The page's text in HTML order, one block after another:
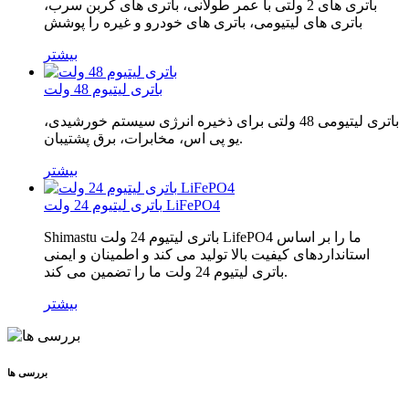
باتری های 2 ولتی با عمر طولانی، باتری های کربن سرب،
باتری های لیتیومی، باتری های خودرو و غیره را پوشش
بیشتر
باتری لیتیوم 48 ولت
باتری لیتیومی 48 ولتی برای ذخیره انرژی سیستم خورشیدی،
یو پی اس، مخابرات، برق پشتیبان.
بیشتر
باتری لیتیوم 24 ولت LiFePO4
Shimastu باتری لیتیوم 24 ولت LifePO4 ما را بر اساس
استانداردهای کیفیت بالا تولید می کند و اطمینان و ایمنی
باتری لیتیوم 24 ولت ما را تضمین می کند.
بیشتر
بررسی ها